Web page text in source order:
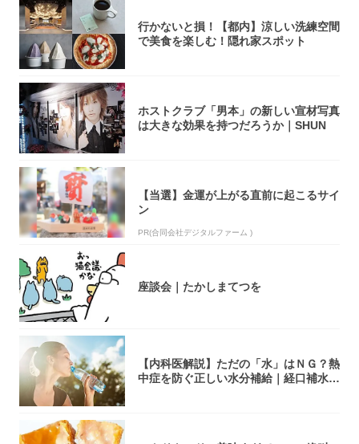
行かないと損！【都内】涼しい洗練空間
で美食を楽しむ！隠れ家スポット
ホストクラブ「男本」の新しい宣材写真
は大きな効果を持つだろうか｜SHUN
【当選】金運が上がる直前に起こるサイ
ン
PR(合同会社デジタルファーム )
座談会｜たかしまてつを
【内科医解説】ただの「水」はＮＧ？熱
中症を防ぐ正しい水分補給｜経口補水